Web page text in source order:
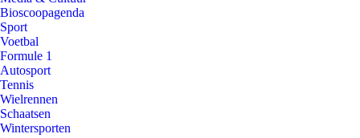
Bioscoopagenda
Sport
Voetbal
Formule 1
Autosport
Tennis
Wielrennen
Schaatsen
Wintersporten